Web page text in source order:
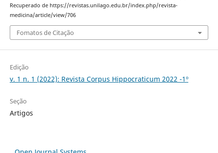
Recuperado de https://revistas.unilago.edu.br/index.php/revista-
medicina/article/view/706
Fomatos de Citação
Edição
v. 1 n. 1 (2022): Revista Corpus Hippocraticum 2022 -1º
Seção
Artigos